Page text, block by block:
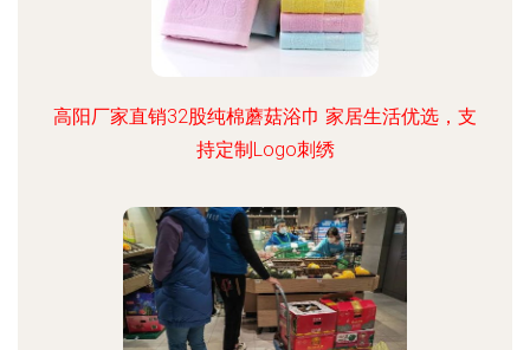
高阳厂家直销32股纯棉蘑菇浴巾 家居生活优选，支
持定制Logo刺绣